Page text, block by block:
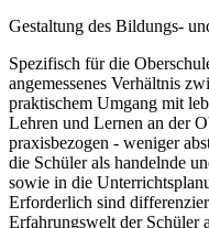
Gestaltung des Bildungs-
Spezifisch für die
angemessenes Verhältnis
praktischem Umgang mit
Lehren und Lernen an der
praxisbezogen - weniger
die Schüler als handelnde
sowie in die
Erforderlich sind
Erfahrungswelt der Schüler